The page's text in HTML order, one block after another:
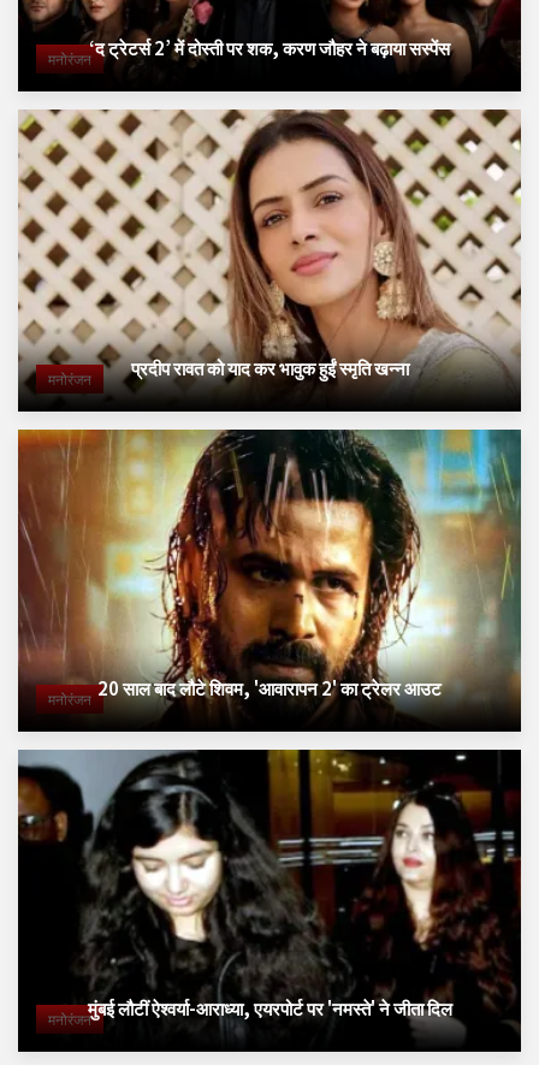
मनोरंजन‘द ट्रेटर्स 2’ में दोस्ती पर शक, करण जौहर ने बढ़ाया सस्पेंस
मनोरंजन प्रदीप रावत को याद कर भावुक हुईं स्मृति खन्ना
मनोरंजन 20 साल बाद लौटे शिवम, 'आवारापन 2' का ट्रेलर आउट
मनोरंजनमुंबई लौटीं ऐश्वर्या-आराध्या, एयरपोर्ट पर 'नमस्ते' ने जीता दिल